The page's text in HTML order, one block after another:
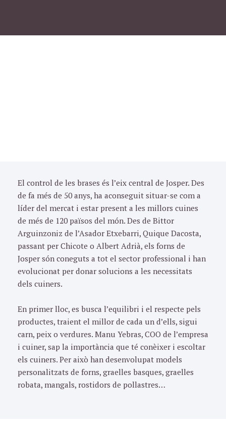
El control de les brases és l’eix central de Josper. Des
de fa més de 50 anys, ha aconseguit situar-se com a
líder del mercat i estar present a les millors cuines
de més de 120 països del món. Des de Bittor
Arguinzoniz de l’Asador Etxebarri, Quique Dacosta,
passant per Chicote o Albert Adrià, els forns de
Josper són coneguts a tot el sector professional i han
evolucionat per donar solucions a les necessitats
dels cuiners.
En primer lloc, es busca l’equilibri i el respecte pels
productes, traient el millor de cada un d’ells, sigui
carn, peix o verdures. Manu Yebras, COO de l’empresa
i cuiner, sap la importància que té conèixer i escoltar
els cuiners. Per això han desenvolupat models
personalitzats de forns, graelles basques, graelles
robata, mangals, rostidors de pollastres…